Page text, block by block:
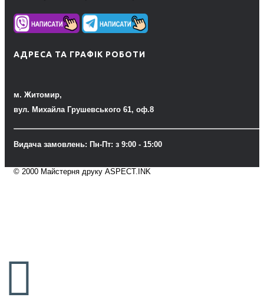
АДРЕСА ТА ГРАФІК РОБОТИ
м. Житомир,
вул. Михайла Грушевського 61, оф.8
Видача замовлень: Пн-Пт: з 9:00 - 15:00
© 2000 Майстерня друку ASPECT.INK